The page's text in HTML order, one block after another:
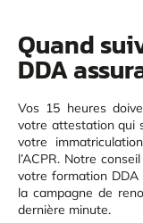
Quand
DDA
Vos 15 heures
votre attestation qui
votre
l’ACPR. Notre
votre formation DDA
la campagne de
dernière minute.